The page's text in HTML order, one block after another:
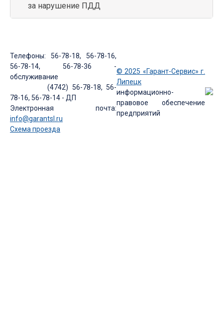
за нарушение ПДД
Телефоны: 56-78-18, 56-78-16,
56-78-14, 56-78-36 -
обслуживание
(4742) 56-78-18, 56-
78-16, 56-78-14 - ДП
Электронная почта:
info@garantsl.ru
Схема проезда
© 2025 «Гарант-Сервис» г.
Липецк
информационно-
правовое обеспечение
предприятий